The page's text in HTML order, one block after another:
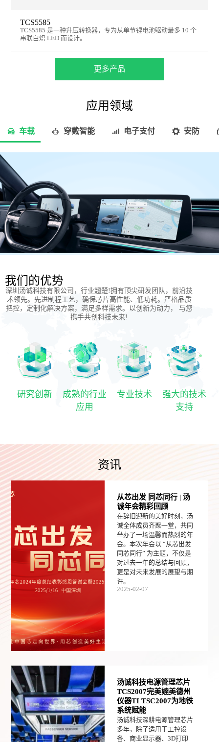
TCS5585
TCS5585 是一种升压转换器，专为从单节锂电池驱动最多 10 个
串联白炽 LED 而设计。
更多产品
应用领域
车载 穿戴智能 电子支付 安防
我们的优势
深圳汤诚科技有限公司，行业翘楚!拥有顶尖研发团队，前沿技
术领先。先进制程工艺，确保芯片高性能、低功耗。严格品质
把控，定制化解决方案，满足多样需求。以创新为动力， 与您
携手共创科技未来!
研究创新
成熟的行业
应用
专业技术
强大的技术
支持
资讯
从芯出发 同芯同行 | 汤
诚年会精彩回顾
在辞旧迎新的美好时刻，汤
诚全体成员齐聚一堂，共同
举办了一场温馨而热烈的年
会。本次年会以 “从芯出发
同芯同行” 为主题，不仅是
对过去一年的总结与回顾，
更是对未来发展的展望与期
许。
2025-02-07
汤诚科技电源管理芯片
TCS2007完美媲美德州
仪器TI TSC2007为地铁
系统赋能
汤诚科技深耕电源管理芯片
多年，除了适用于工控设
备、商业显示器、3D打印